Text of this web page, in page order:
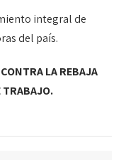
integral de
del país.
LA REBAJA
TRABAJO.